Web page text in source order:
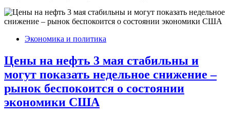
Экономика и политика
Цены на нефть 3 мая стабильны и
могут показать недельное снижение –
рынок беспокоится о состоянии
экономики США